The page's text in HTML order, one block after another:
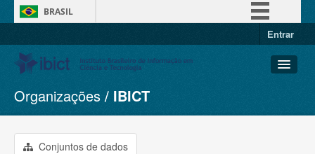
BRASIL
Entrar
Conjuntos de dados
Organizações
Grupos
Organizações IBICT
Conjuntos de dados